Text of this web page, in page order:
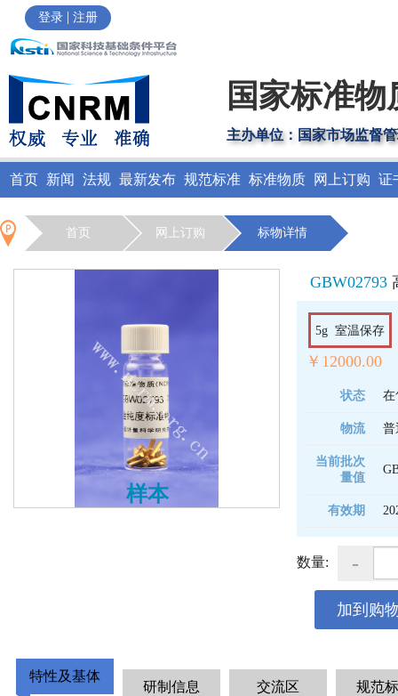
登录 | 注册
国家标准
主办单位：国家市场监督
首页 新闻 法规 最新发布 规范标准 标准物质 网上订购 证
首页 网上订购 标物详情
样本
GBW02793
5g 室温保存
￥12000.00
状态 在
物流 普
当前批次
量值
有效期
数量: -
加到购
特性及基体
研制信息 交流区 规范